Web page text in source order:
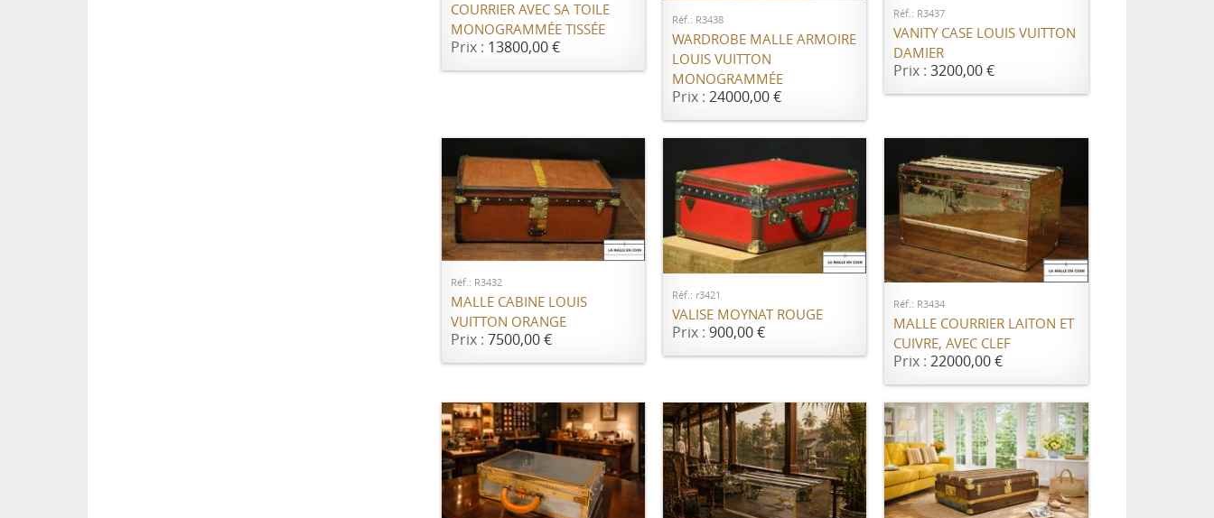
COURRIER AVEC SA TOILE
MONOGRAMMÉE TISSÉE
Prix : 13800,00 €
Réf.: R3438
WARDROBE MALLE ARMOIRE
LOUIS VUITTON
MONOGRAMMÉE
Prix : 24000,00 €
Réf.: R3437
VANITY CASE LOUIS VUITTON
DAMIER
Prix :3200,00 €
AJOUTER AU PANIER
Réf.: R3432
MALLE CABINE LOUIS
VUITTON ORANGE
Prix : 7500,00 €
AJOUTER AU PANIER
Réf.: r3421
VALISE MOYNAT ROUGE
Prix : 900,00 €
AJOUTER AU PANIER
Réf.: R3434
MALLE COURRIER LAITON ET
CUIVRE, AVEC CLEF
Prix :22000,00 €
AJOUTER AU PANIER AJOUTER AU PANIER